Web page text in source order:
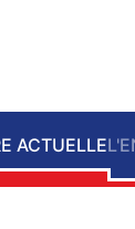
ACTUELLE